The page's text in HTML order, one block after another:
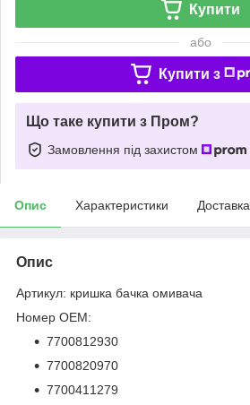
Купити
або
Купити з
Що таке купити з Пром?
Замовлення під захистом
Опис Характеристики Доставка
Опис
Артикул: кришка бачка омивача
Номер OEM:
7700812930
7700820970
7700411279